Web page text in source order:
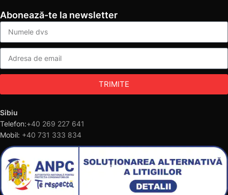
Abonează-te la newsletter
TRIMITE
Sibiu
Telefon:+40 269 227 641
Mobil: +40 731 333 834